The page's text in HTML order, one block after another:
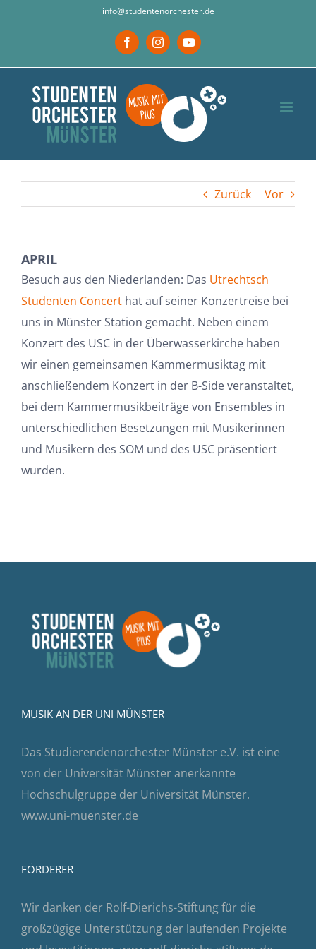
info@studentenorchester.de
FacebookInstagramYouTube
Zurück Vor
Zeige
grösseres
Bild
APRIL
Besuch aus den Niederlanden: Das Utrechtsch
Studenten Concert hat auf seiner Konzertreise bei
uns in Münster Station gemacht. Neben einem
Konzert des USC in der Überwasserkirche haben
wir einen gemeinsamen Kammermusiktag mit
anschließendem Konzert in der B-Side veranstaltet,
bei dem Kammermusikbeiträge von Ensembles in
unterschiedlichen Besetzungen mit Musikerinnen
und Musikern des SOM und des USC präsentiert
wurden.
MUSIK AN DER UNI MÜNSTER
Das Studierendenorchester Münster e.V. ist eine
von der Universität Münster anerkannte
Hochschulgruppe der Universität Münster.
www.uni-muenster.de
FÖRDERER
Wir danken der Rolf-Dierichs-Stiftung für die
großzügige Unterstützung der laufenden Projekte